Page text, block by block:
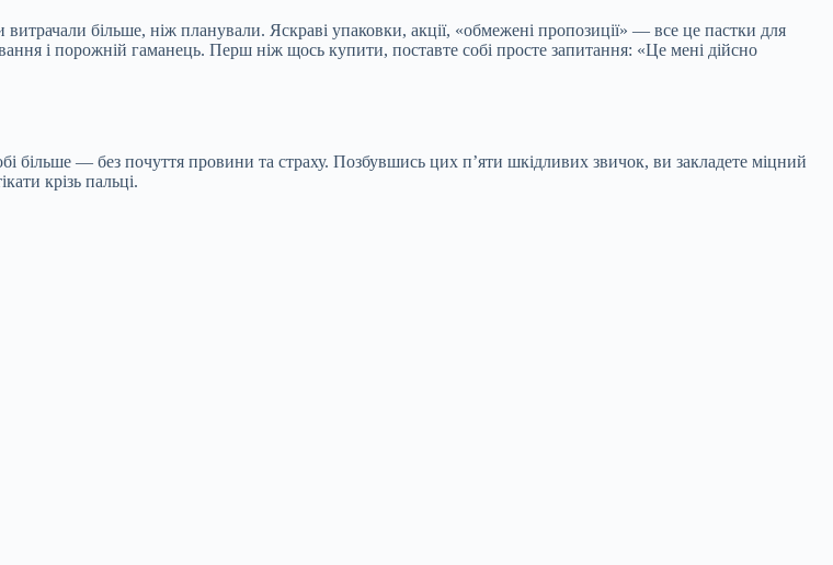
більше, ніж планували. Яскраві упаковки, акції, «обмежені пропозиції» — все це пастки для
і порожній гаманець. Перш ніж щось купити, поставте собі просте запитання: «Це мені дійсно
більше — без почуття провини та страху. Позбувшись цих п’яти шкідливих звичок, ви закладете міцний
крізь пальці.